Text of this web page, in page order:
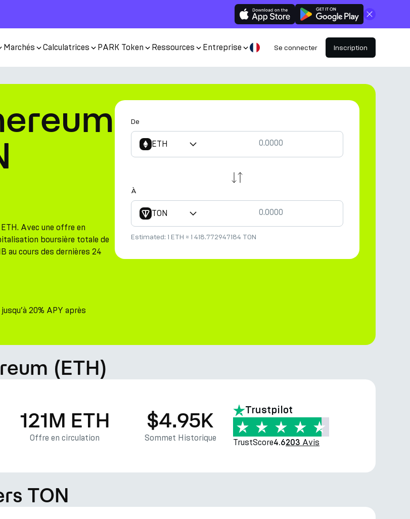
Fermer
Marchés Calculatrices PARK Token Ressources Entreprise Se connecter Inscription
Avec une offre en
boursière totale de
au cours des dernières 24
20% APY après
De
ETH
À
TON
Estimated: 1 ETH ≈ 1 418.772947184 TON
(ETH)
121M ETH
Offre en circulation
$4.95K
Sommet Historique
Trustpilot
TrustScore4.6203 Avis
TON